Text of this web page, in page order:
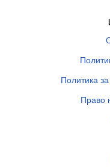
Политика
Право